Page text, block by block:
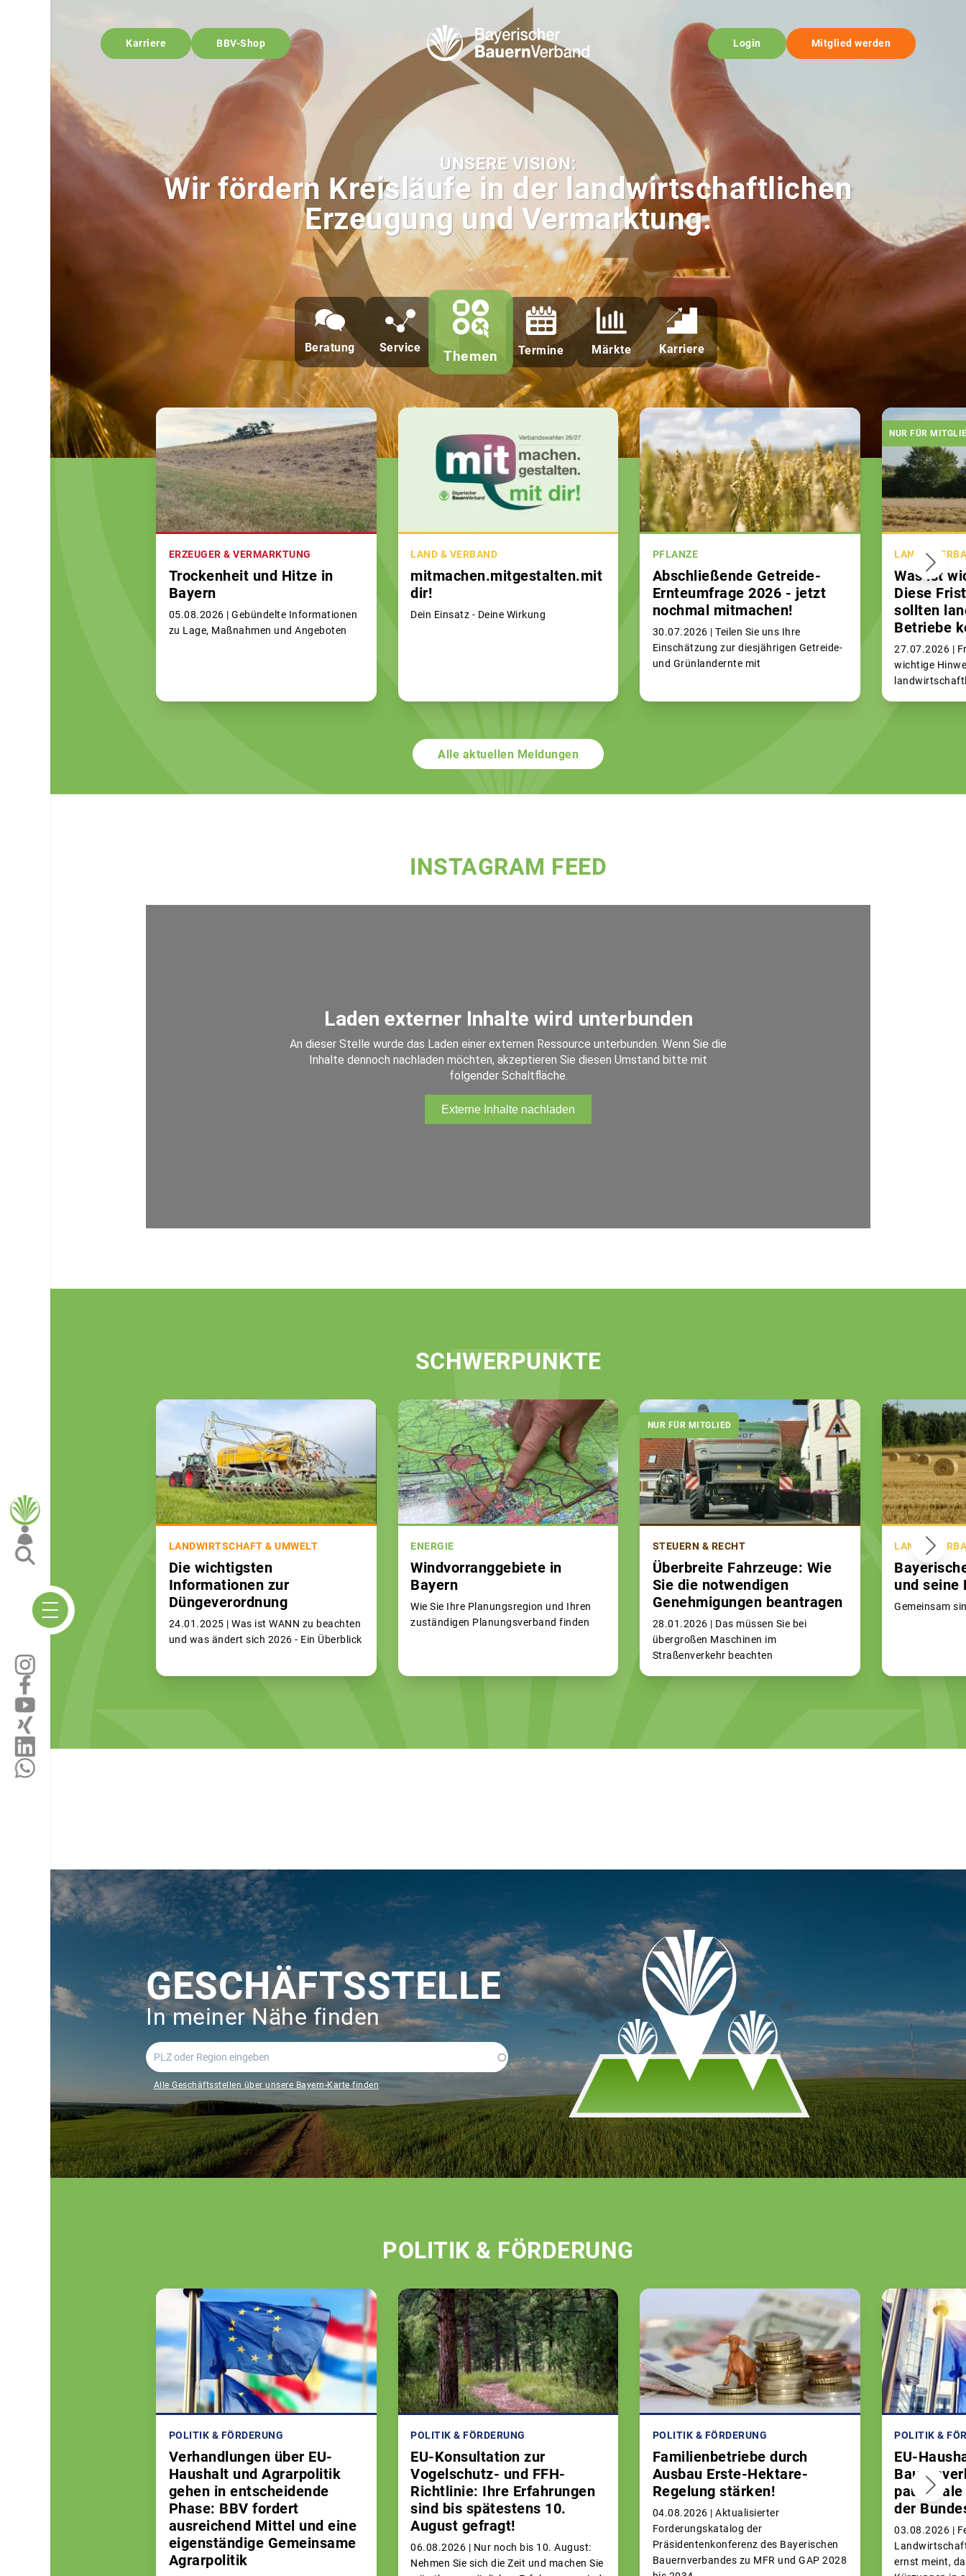
Karriere BBV-Shop Login Mitglied werden
UNSERE VISION:
Wir fördern Kreisläufe in der landwirtschaftlichen
Erzeugung und Vermarktung.
Beratung Service
Themen Termine Märkte Karriere
ERZEUGER & VERMARKTUNG
Trockenheit und Hitze in
Bayern
05.08.2026 | Gebündelte Informationen
zu Lage, Maßnahmen und Angeboten
LAND & VERBAND
mitmachen.mitgestalten.mit
dir!
Dein Einsatz - Deine Wirkung
PFLANZE
Abschließende Getreide-
Ernteumfrage 2026 - jetzt
nochmal mitmachen!
30.07.2026 |Teilen Sie uns Ihre
Einschätzung zur diesjährigen Getreide-
und Grünlandernte mit
NUR FÜR
LAND &
Was ist
Diese
sollten
Betriebe
27.07.2026 |
wichtige
Alle aktuellen Meldungen
INSTAGRAM FEED
SCHWERPUNKTE
LANDWIRTSCHAFT & UMWELT
Die wichtigsten
Informationen zur
Düngeverordnung
24.01.2025 | Was ist WANN zu beachten
und was ändert sich 2026 - Ein Überblick
ENERGIE
Windvorranggebiete in
Bayern
Wie Sie Ihre Planungsregion und Ihren
zuständigen Planungsverband finden
NUR FÜR MITGLIED
STEUERN & RECHT
Überbreite Fahrzeuge: Wie
Sie die notwendigen
Genehmigungen beantragen
28.01.2026 | Das müssen Sie bei
übergroßen Maschinen im
Straßenverkehr beachten
LAND &
und seine
Gemeinsam
GESCHÄFTSSTELLE
In meiner Nähe finden
Alle Geschäftsstellen über unsere Bayern-Karte finden
POLITIK & FÖRDERUNG
POLITIK & FÖRDERUNG
Verhandlungen über EU-
Haushalt und Agrarpolitik
gehen in entscheidende
Phase: BBV fordert
ausreichend Mittel und eine
eigenständige Gemeinsame
Agrarpolitik
POLITIK & FÖRDERUNG
EU-Konsultation zur
Vogelschutz- und FFH-
Richtlinie: Ihre Erfahrungen
sind bis spätestens 10.
August gefragt!
06.08.2026 | Nur noch bis 10. August:
Nehmen Sie sich die Zeit und machen Sie
POLITIK & FÖRDERUNG
Familienbetriebe durch
Ausbau Erste-Hektare-
Regelung stärken!
04.08.2026 |Aktualisierter
Forderungskatalog der
Präsidentenkonferenz des Bayerischen
Bauernverbandes zu MFR und GAP 2028
POLITIK &
EU-
der
03.08.2026 |
ernst meint,